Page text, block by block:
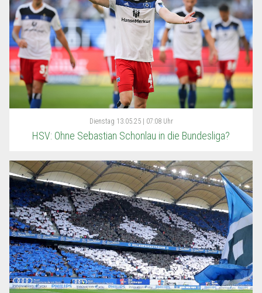
Dienstag 13.05.25 | 07:08 Uhr
HSV: Ohne Sebastian Schonlau in die Bundesliga?